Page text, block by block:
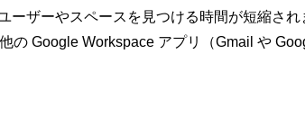
ーザーやスペースを見つける時間が短縮され
の Google Workspace アプリ（Gmail や